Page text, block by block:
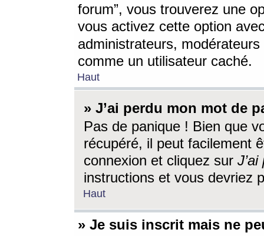
forum”, vous trouverez une
vous activez cette option
administrateurs,
comme un utilisateur caché.
Haut
» J’ai perdu mon mot de
Pas de panique ! Bien que
récupéré, il peut facilement
connexion et cliquez sur
instructions et vous devriez
Haut
» Je suis inscrit mais ne